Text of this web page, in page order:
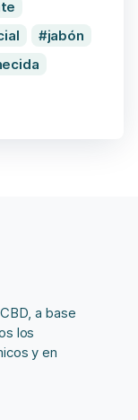
jabón
a base
los
y en